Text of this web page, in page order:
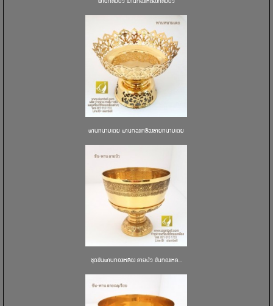
พานหนามเตย พานทองเหลืองลายหนามเตย
ชุดขันพานทองเหลือง ลายบัว ขันทองเหล...